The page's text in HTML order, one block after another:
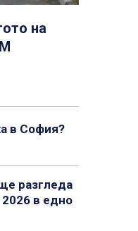
на
в София?
разгледа
в едно